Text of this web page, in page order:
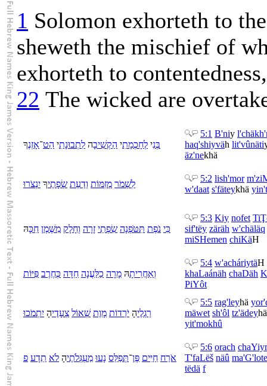
1 Solomon exhorteth to
sheweth the mischief of
exhorteth to
22 The wicked are
בְּנִי לְחָכְמָתִי הַקְשִׁיבָה לִתְבוּנָתִי הַט־אָזְנֶךָ
5:1 B'niy l'
haq'shiyväh lit'vûnäti
äz'nekhä
לִשְׁמֹר מְזִמּוֹת וְדַעַת שְׂפָתֶיךָ יִנְצֹרוּ
5:2 lish'mor
w'daat s'fäteykhä
כִּי נֹפֶת תִּטֹּפְנָה שִׂפְתֵי זָרָה וְחָלָק מִשֶּׁמֶן חִכָּהּ
5:3 Kiy nofet
sif'tëy zäräh w'chäläq
miSHemen chiKäH
וְאַחֲרִיתָהּ מָרָה כַלַּעֲנָה חַדָּה כְּחֶרֶב פִּיּוֹת
5:4 w'acháriytäH
khaLaánäh chaDäh
PiYôt
רַגְלֶיהָ יֹרְדוֹת מָוֶת שְׁאוֹל צְעָדֶיהָ יִתְמֹכוּ
5:5 rag'leyhä
mäwet sh'ôl tz'ädeyhä
yit'mokhû
אֹרַח חַיִּים פֶּן־תְּפַלֵּס נָעוּ מַעְגְּלֹתֶיהָ לֹא תֵדָע פ
5:6 orach
T'faLëš näû
tëdä f